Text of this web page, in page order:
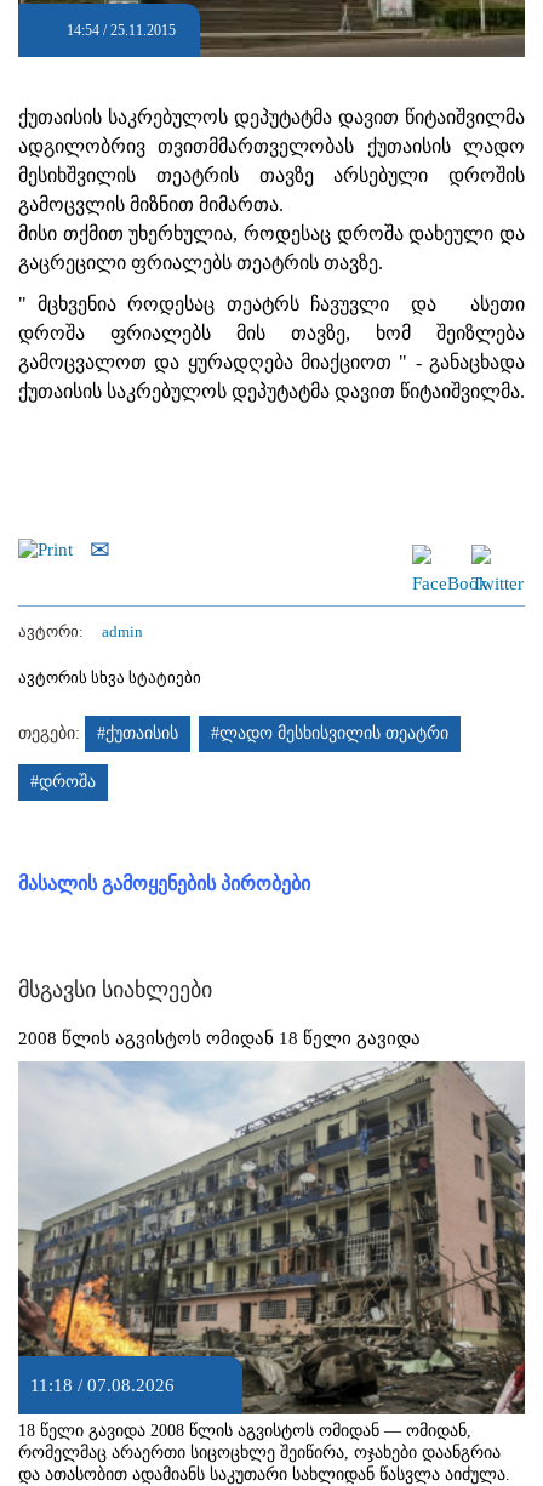
14:54 / 25.11.2015
ქუთაისის საკრებულოს დეპუტატმა დავით წიტაიშვილმა
ადგილობრივ თვითმმართველობას ქუთაისის ლადო
მესიხშვილის თეატრის თავზე არსებული დროშის
გამოცვლის მიზნით მიმართა.
მისი თქმით უხერხულია, როდესაც დროშა დახეული და
გაცრეცილი ფრიალებს თეატრის თავზე.
" მცხვენია როდესაც თეატრს ჩავუვლი და ასეთი
დროშა ფრიალებს მის თავზე, ხომ შეიზლება
გამოცვალოთ და ყურადღება მიაქციოთ " - განაცხადა
ქუთაისის საკრებულოს დეპუტატმა დავით წიტაიშვილმა.
ავტორი: admin
ავტორის სხვა სტატიები
თეგები: #ქუთაისის #ლადო მესხისვილის თეატრი
#დროშა
მასალის გამოყენების პირობები
მსგავსი სიახლეები
2008 წლის აგვისტოს ომიდან 18 წელი გავიდა
11:18 / 07.08.2026
18 წელი გავიდა 2008 წლის აგვისტოს ომიდან — ომიდან,
რომელმაც არაერთი სიცოცხლე შეიწირა, ოჯახები დაანგრია
და ათასობით ადამიანს საკუთარი სახლიდან წასვლა აიძულა.